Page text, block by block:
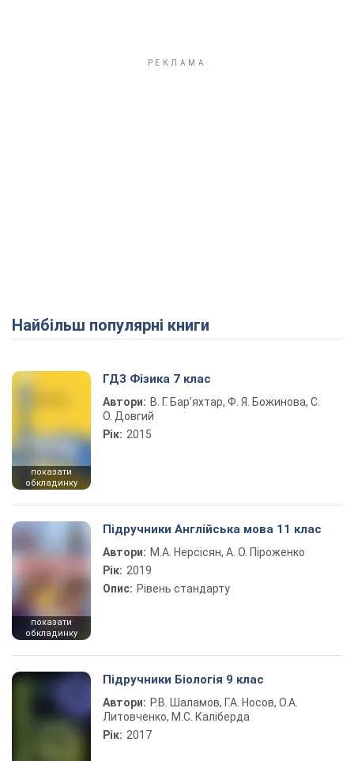
Найбільш популярні книги
показати
обкладинку
ГДЗ Фізика 7 клас
Автори: В. Г. Бар’яхтар, Ф. Я. Божинова, С.
О. Довгий
Рік: 2015
показати
обкладинку
Підручники Англійська мова 11 клас
Автори: М.А. Нерсісян, А. О. Піроженко
Рік: 2019
Опис: Рівень стандарту
Підручники Біологія 9 клас
Автори: Р.В. Шаламов, Г.А. Носов, О.А.
Литовченко, М.С. Каліберда
Рік: 2017